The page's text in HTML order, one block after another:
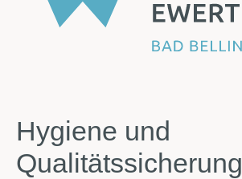
Hygiene und
Qualitätssicherung